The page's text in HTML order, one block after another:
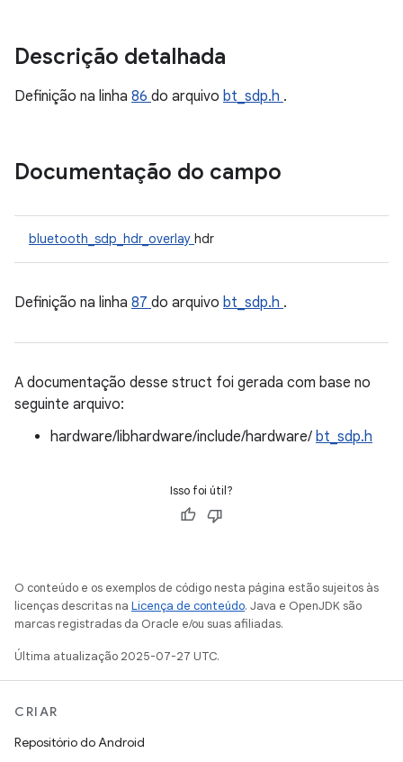
Descrição detalhada
Definição na linha 86 do arquivo bt_sdp.h .
Documentação do campo
bluetooth_sdp_hdr_overlay hdr
Definição na linha 87 do arquivo bt_sdp.h .
A documentação desse struct foi gerada com base no
seguinte arquivo:
hardware/libhardware/include/hardware/ bt_sdp.h
Isso foi útil?
O conteúdo e os exemplos de código nesta página estão sujeitos às
licenças descritas na Licença de conteúdo. Java e OpenJDK são
marcas registradas da Oracle e/ou suas afiliadas.
Última atualização 2025-07-27 UTC.
CRIAR
Repositório do Android